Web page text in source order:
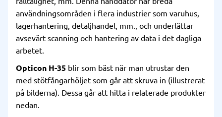
användningsområden i flera industrier som varuhus,
lagerhantering, detaljhandel, mm., och underlättar
avsevärt scanning och hantering av data i det dagliga
arbetet.
Opticon H-35 blir som bäst när man utrustar den
med stötfångarhöljet som går att skruva in (illustrerat
på bilderna). Dessa går att hitta i relaterade produkter
nedan.